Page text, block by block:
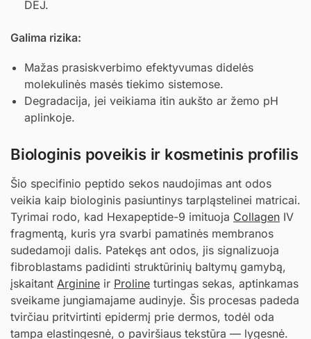
DEJ.
Galima rizika:
Mažas prasiskverbimo efektyvumas didelės
molekulinės masės tiekimo sistemose.
Degradacija, jei veikiama itin aukšto ar žemo pH
aplinkoje.
Biologinis poveikis ir kosmetinis profilis
Šio specifinio peptido sekos naudojimas ant odos
veikia kaip biologinis pasiuntinys tarpląstelinei matricai.
Tyrimai rodo, kad Hexapeptide-9 imituoja Collagen IV
fragmentą, kuris yra svarbi pamatinės membranos
sudedamoji dalis. Patekęs ant odos, jis signalizuoja
fibroblastams padidinti struktūrinių baltymų gamybą,
įskaitant Arginine ir Proline turtingas sekas, aptinkamas
sveikame jungiamajame audinyje. Šis procesas padeda
tvirčiau pritvirtinti epidermį prie dermos, todėl oda
tampa elastingesnė, o paviršiaus tekstūra — lygesnė.